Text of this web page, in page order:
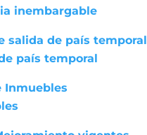
inembargable
salida de país temporal
país temporal
Inmuebles